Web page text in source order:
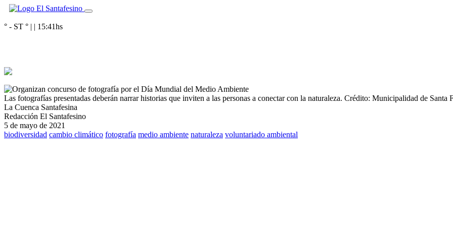
° - ST ° | | 15:41hs
Las fotografías presentadas deberán narrar historias que inviten a las personas a conectar con la naturaleza. Crédito: Municipalidad de Santa
La Cuenca Santafesina
Redacción El Santafesino
5 de mayo de 2021
biodiversidad cambio climático fotografía medio ambiente naturaleza voluntariado ambiental